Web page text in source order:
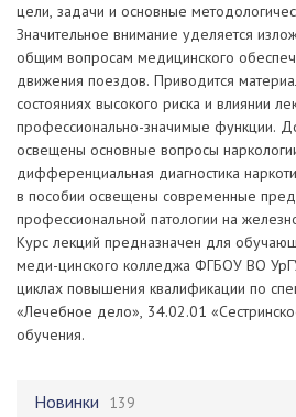
Новинки 139
цели, задачи и основные
Значительное внимание уделяется
общим вопросам медицинского
движения поездов. Приводится
состояниях высокого риска и влиянии
профессионально-значимые функции.
освещены основные вопросы
дифференциальная диагностика
в пособии освещены современные
профессиональной патологии на
Курс лекций предназначен для
меди-цинского колледжа ФГБОУ ВО
циклах повышения квалификации по
«Лечебное дело», 34.02.01
обучения.